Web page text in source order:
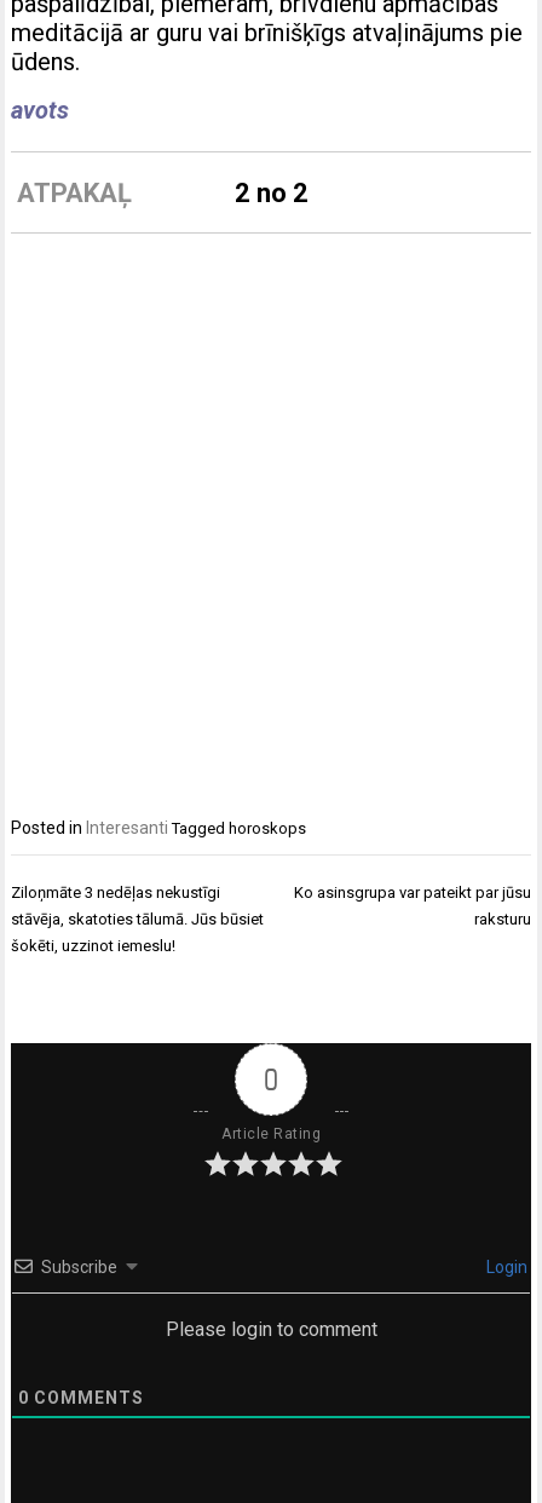
meditācijā ar guru vai brīnišķīgs atvaļinājums pie
ūdens.
avots
ATPAKAĻ 2 no 2
Posted in Interesanti Tagged horoskops
Ziņu
izvēlne
Ziloņmāte 3 nedēļas nekustīgi
stāvēja, skatoties tālumā. Jūs būsiet
šokēti, uzzinot iemeslu!
Ko asinsgrupa var pateikt par jūsu
raksturu
0
Article Rating
Subscribe Login
Please login to comment
0 COMMENTS